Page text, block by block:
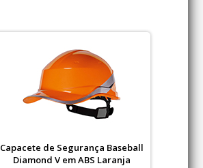
Capacete de Segurança Baseball
Diamond V em ABS Laranja